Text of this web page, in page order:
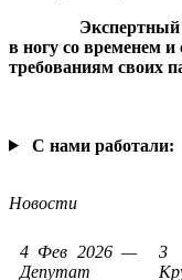
в ногу со временем
требованиям своих
С нами работали:
Новости
4 Фев 2026 —
Депутат
3